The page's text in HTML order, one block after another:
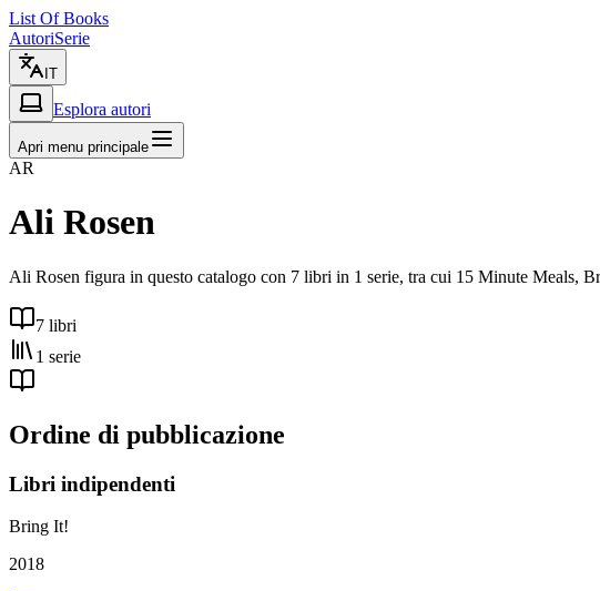
List Of Books
AutoriSerie
IT
Esplora autori
Apri menu principale
AR
Ali Rosen
Ali Rosen figura in questo catalogo con 7 libri in 1 serie, tra cui 15 Minute Meals,
7 libri
1 serie
Ordine di pubblicazione
Libri indipendenti
Bring It!
2018